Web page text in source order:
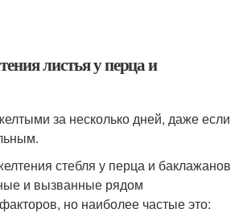
листья у перца и
за несколько дней, даже если
стебля у перца и баклажанов
и вызванные рядом
но наиболее частые это: